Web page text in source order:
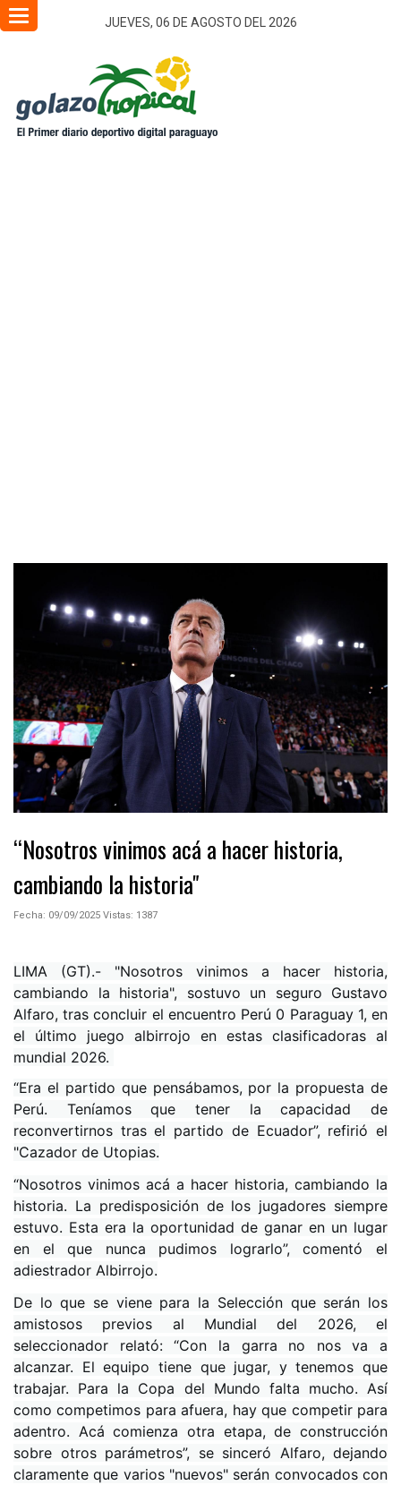
JUEVES, 06 DE AGOSTO DEL 2026
Toggle
navigation
“Nosotros vinimos acá a hacer historia,
cambiando la historia"
Fecha: 09/09/2025 Vistas: 1387
LIMA (GT).- "Nosotros vinimos a hacer historia,
cambiando la historia", sostuvo un seguro Gustavo
Alfaro, tras concluir el encuentro Perú 0 Paraguay 1, en
el último juego albirrojo en estas clasificadoras al
mundial 2026.
“Era el partido que pensábamos, por la propuesta de
Perú. Teníamos que tener la capacidad de
reconvertirnos tras el partido de Ecuador”, refirió el
"Cazador de Utopias.
“Nosotros vinimos acá a hacer historia, cambiando la
historia. La predisposición de los jugadores siempre
estuvo. Esta era la oportunidad de ganar en un lugar
en el que nunca pudimos lograrlo”, comentó el
adiestrador Albirrojo.
De lo que se viene para la Selección que serán los
amistosos previos al Mundial del 2026, el
seleccionador relató: “Con la garra no nos va a
alcanzar. El equipo tiene que jugar, y tenemos que
trabajar. Para la Copa del Mundo falta mucho. Así
como competimos para afuera, hay que competir para
adentro. Acá comienza otra etapa, de construcción
sobre otros parámetros”, se sinceró Alfaro, dejando
claramente que varios "nuevos" serán convocados con